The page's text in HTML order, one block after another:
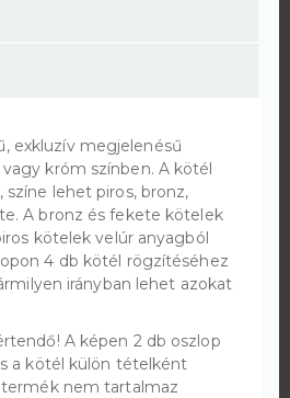
exkluzív megjelenésű
króm színben. A kötél
színe lehet piros, bronz,
A bronz és fekete kötelek
kötelek velúr anyagból
4 db kötél rögzítéséhez
irányban lehet azokat
A képen 2 db oszlop
a kötél külön tételként
nem tartalmaz